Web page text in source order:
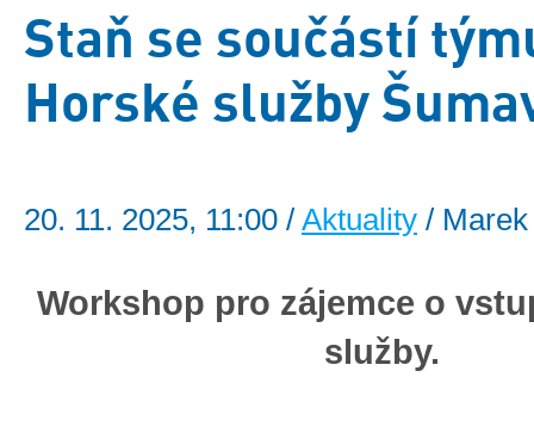
Staň se součástí
Horské služby
20. 11. 2025, 11:00 / Aktuality /
Workshop pro zájemce o
služby.